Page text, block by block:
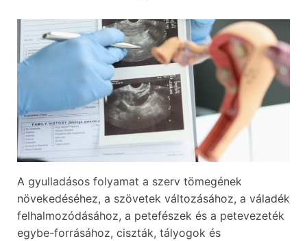
A gyulladásos folyamat a szerv tömegének
növekedéséhez, a szövetek változásához, a váladék
felhalmozódásához, a petefészek és a petevezeték
egybe-forrásához, ciszták, tályogok és